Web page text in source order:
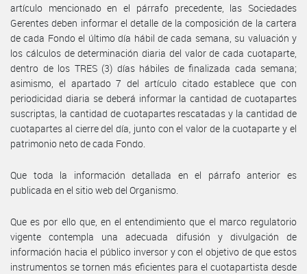
artículo mencionado en el párrafo precedente, las Sociedades
Gerentes deben informar el detalle de la composición de la cartera
de cada Fondo el último día hábil de cada semana, su valuación y
los cálculos de determinación diaria del valor de cada cuotaparte,
dentro de los TRES (3) días hábiles de finalizada cada semana;
asimismo, el apartado 7 del artículo citado establece que con
periodicidad diaria se deberá informar la cantidad de cuotapartes
suscriptas, la cantidad de cuotapartes rescatadas y la cantidad de
cuotapartes al cierre del día, junto con el valor de la cuotaparte y el
patrimonio neto de cada Fondo.
Que toda la información detallada en el párrafo anterior es
publicada en el sitio web del Organismo.
Que es por ello que, en el entendimiento que el marco regulatorio
vigente contempla una adecuada difusión y divulgación de
información hacia el público inversor y con el objetivo de que estos
instrumentos se tornen más eficientes para el cuotapartista desde